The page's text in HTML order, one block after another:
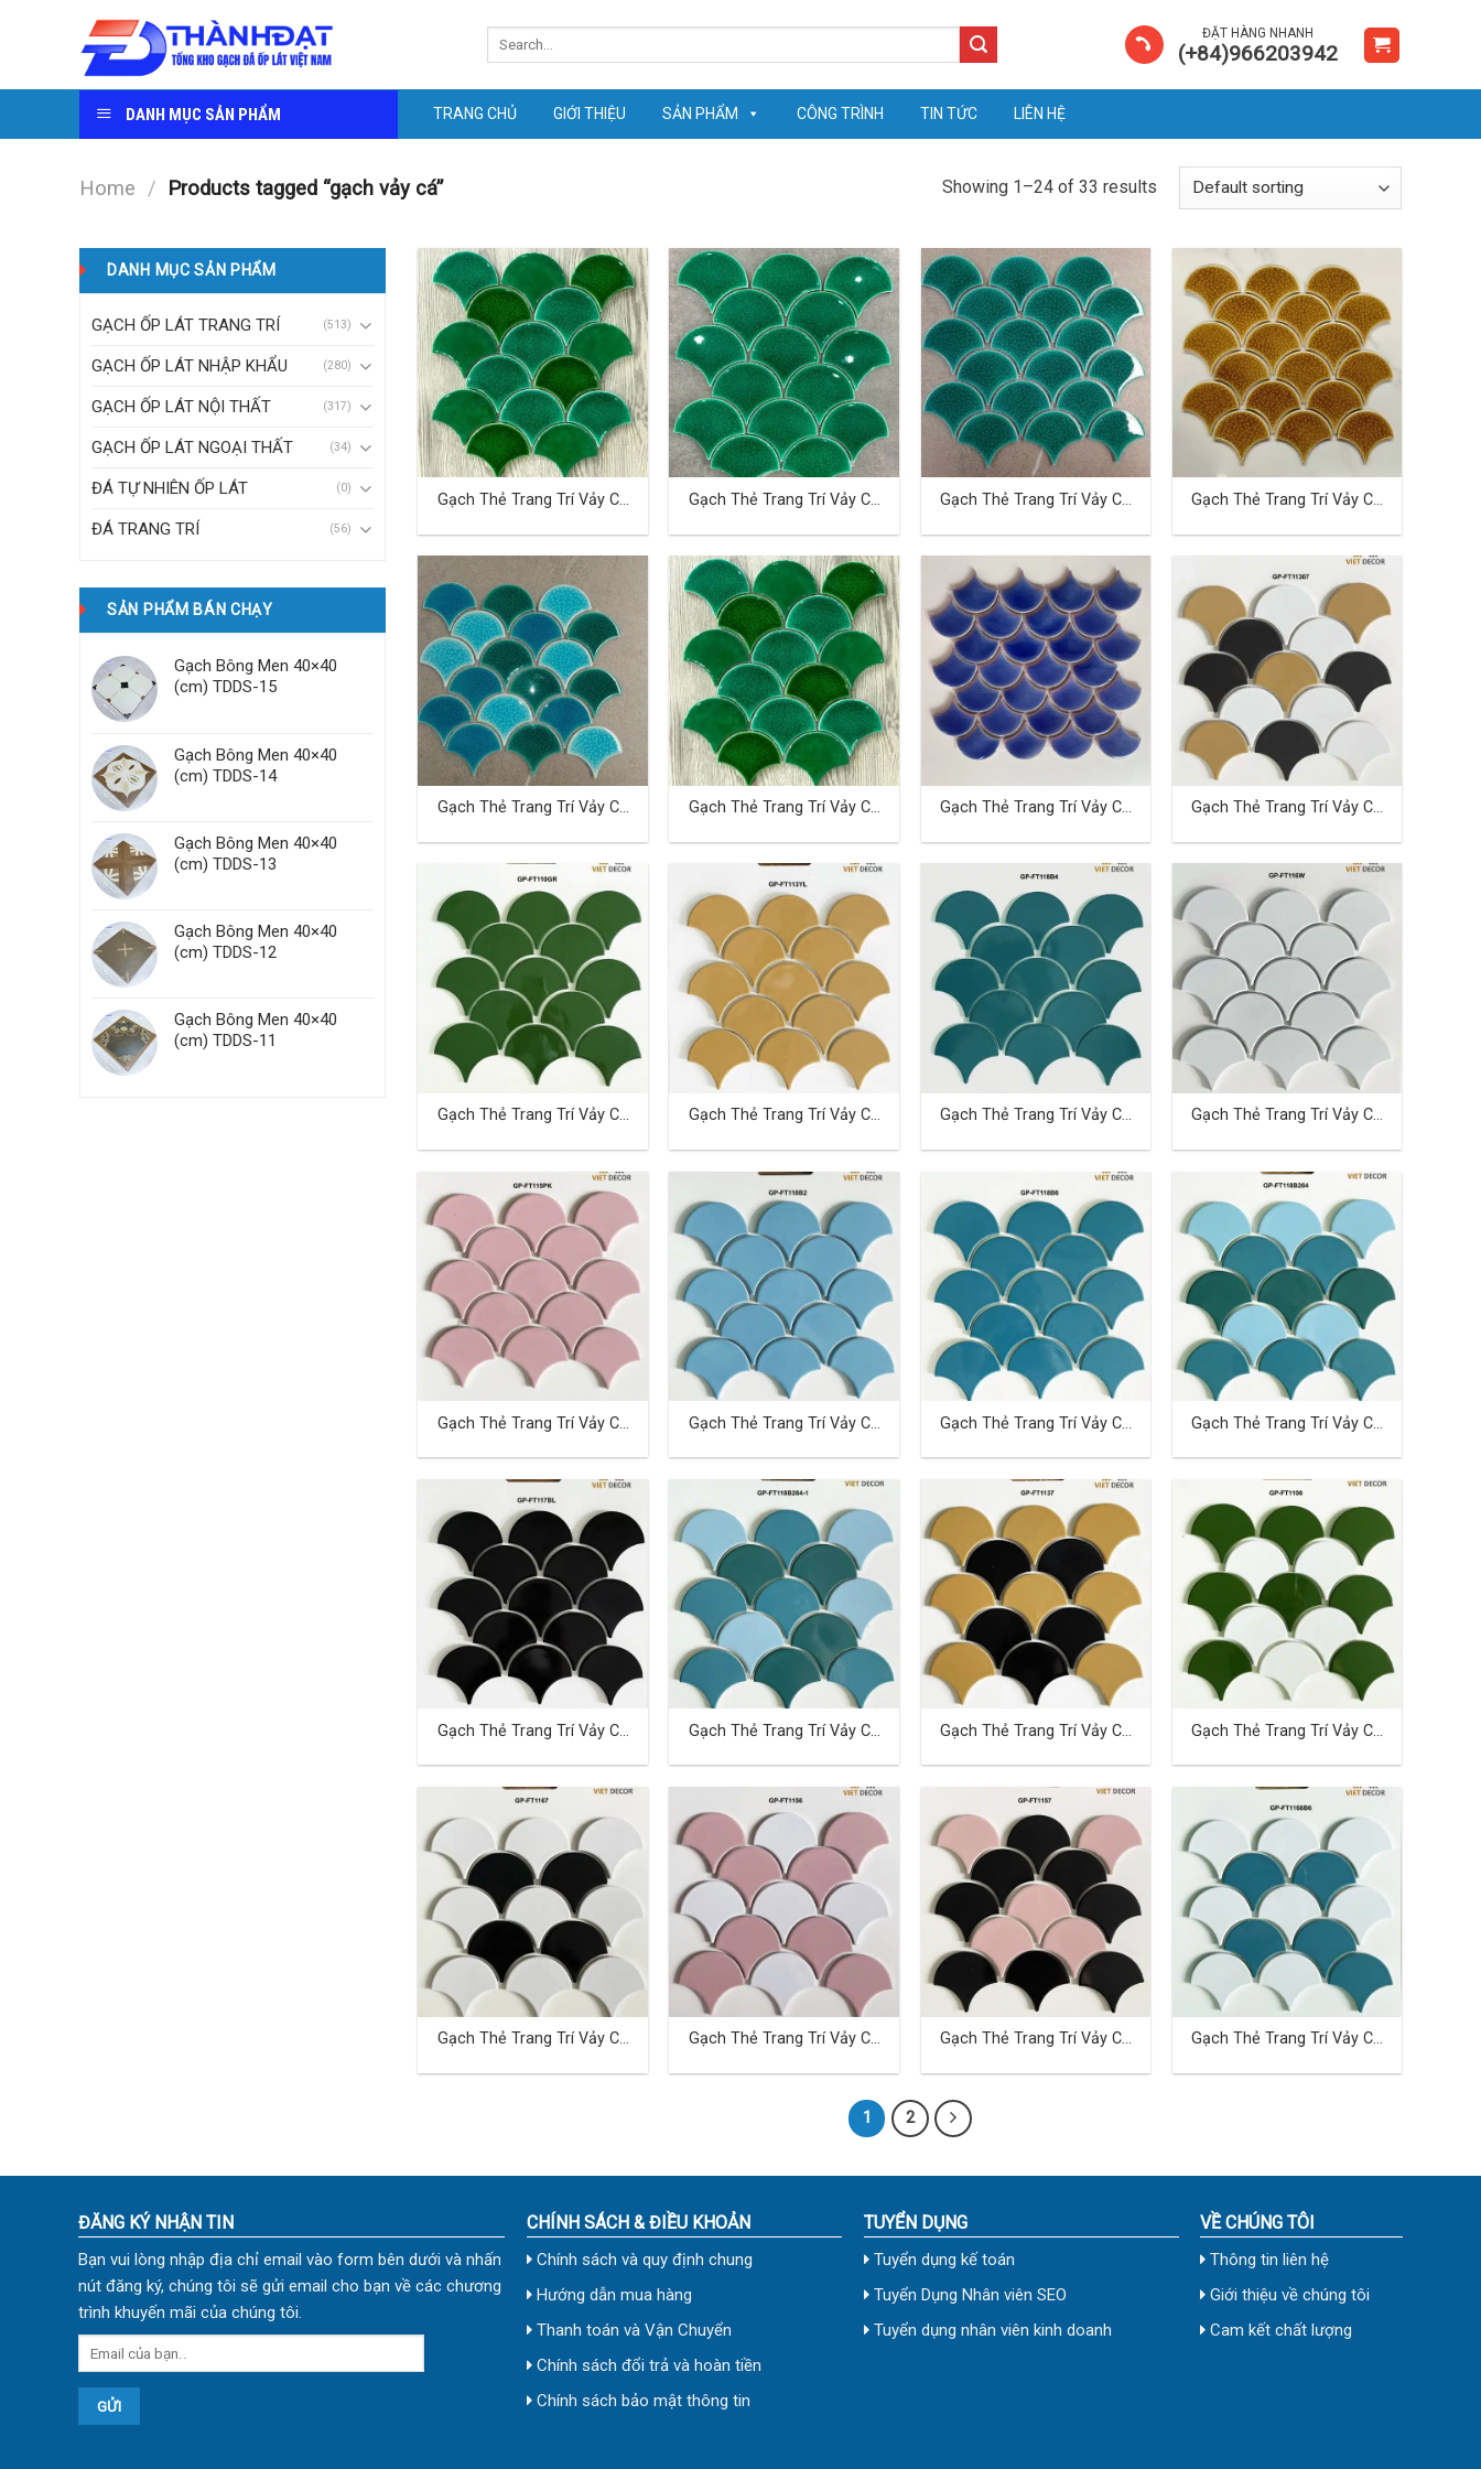
ĐẶT HÀNG NHANH
(+84)966203942
DANH MỤC SẢN PHẨM TRANG CHỦ GIỚI THIỆU SẢN PHẨM CÔNG TRÌNH TIN TỨC LIÊN HỆ
Home / Products tagged “gạch vảy cá” Showing 1–24 of 33 results
DANH MỤC SẢN PHẨM
GẠCH ỐP LÁT TRANG TRÍ (513)
GẠCH ỐP LÁT NHẬP KHẨU (280)
GẠCH ỐP LÁT NỘI THẤT (317)
GẠCH ỐP LÁT NGOẠI THẤT (34)
ĐÁ TỰ NHIÊN ỐP LÁT (0)
ĐÁ TRANG TRÍ (56)
SẢN PHẨM BÁN CHẠY
Gạch Bông Men 40×40
(cm) TDDS-15
Gạch Bông Men 40×40
(cm) TDDS-14
Gạch Bông Men 40×40
(cm) TDDS-13
Gạch Bông Men 40×40
(cm) TDDS-12
Gạch Bông Men 40×40
(cm) TDDS-11
Gạch Thẻ Trang Trí Vảy Cá
Gạch Thẻ Trang Trí Vảy Cá
Gạch Thẻ Trang Trí Vảy Cá
Gạch Thẻ Trang Trí Vảy Cá
Gạch Thẻ Trang Trí Vảy Cá
Gạch Thẻ Trang Trí Vảy Cá
Gạch Thẻ Trang Trí Vảy Cá
Gạch Thẻ Trang Trí Vảy Cá
Gạch Thẻ Trang Trí Vảy Cá
Gạch Thẻ Trang Trí Vảy Cá
Gạch Thẻ Trang Trí Vảy Cá
Gạch Thẻ Trang Trí Vảy Cá
Gạch Thẻ Trang Trí Vảy Cá
Gạch Thẻ Trang Trí Vảy Cá
Gạch Thẻ Trang Trí Vảy Cá
Gạch Thẻ Trang Trí Vảy Cá
Gạch Thẻ Trang Trí Vảy Cá
Gạch Thẻ Trang Trí Vảy Cá
Gạch Thẻ Trang Trí Vảy Cá
Gạch Thẻ Trang Trí Vảy Cá
Gạch Thẻ Trang Trí Vảy Cá
Gạch Thẻ Trang Trí Vảy Cá
Gạch Thẻ Trang Trí Vảy Cá
Gạch Thẻ Trang Trí Vảy Cá
1 2
ĐĂNG KÝ NHẬN TIN
Bạn vui lòng nhập địa chỉ email vào form bên dưới và nhấn
nút đăng ký, chúng tôi sẽ gửi email cho bạn về các chương
trình khuyến mãi của chúng tôi.
CHÍNH SÁCH & ĐIỀU KHOẢN
Chính sách và quy định chung
Hướng dẫn mua hàng
Thanh toán và Vận Chuyển
Chính sách đổi trả và hoàn tiền
Chính sách bảo mật thông tin
TUYỂN DỤNG
Tuyển dụng kế toán
Tuyển Dụng Nhân viên SEO
Tuyển dụng nhân viên kinh doanh
VỀ CHÚNG TÔI
Thông tin liên hệ
Giới thiệu về chúng tôi
Cam kết chất lượng